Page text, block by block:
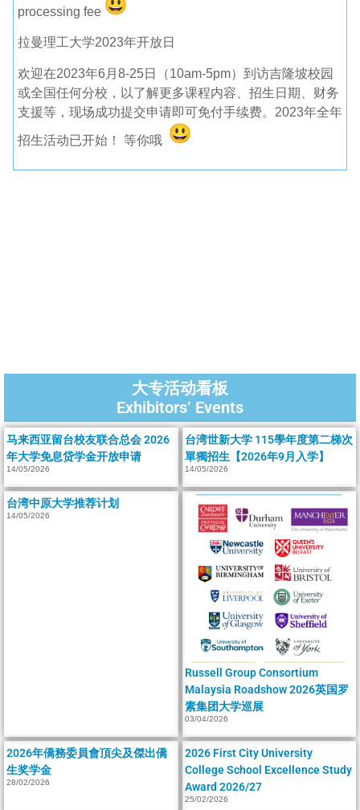
processing fee
拉曼理工大学2023年开放日
欢迎在2023年6月8-25日（10am-5pm） 到访吉隆坡校园
或全国任何分校，以了解更多课程内容、招生日期、 财务
支援等，现场成功提交申请即可免付手续费。 2023年全年
招生活动已开始！ 等你哦
大专活动看板
Exhibitors‘ Events
马来西亚留台校友联合总会 2026
年大学免息贷学金开放申请
14/05/2026
台湾世新大学 115學年度第二梯次
單獨招生【2026年9月入学】
14/05/2026
台湾中原大学推荐计划
14/05/2026
Russell Group Consortium
Malaysia Roadshow 2026英国罗
素集团大学巡展
03/04/2026
2026年僑務委員會頂尖及傑出僑
生奖学金
28/02/2026
2026 First City University
College School Excellence Study
Award 2026/27
25/02/2026